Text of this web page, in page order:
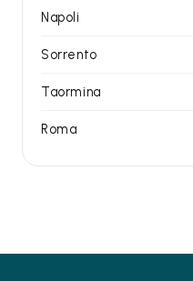
Napoli
Sorrento
Taormina
Roma